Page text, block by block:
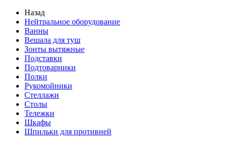
Назад
Нейтральное оборудование
Ванны
Вешала для туш
Зонты вытяжные
Подставки
Подтоварники
Полки
Рукомойники
Стеллажи
Столы
Тележки
Шкафы
Шпильки для противней